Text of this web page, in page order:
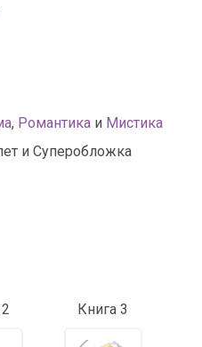
, Романтика и Мистика
и Суперобложка
Книга 3